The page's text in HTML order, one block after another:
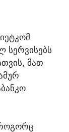
სერვისებს
მათ